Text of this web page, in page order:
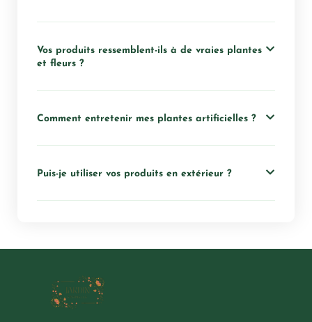
Vos produits ressemblent-ils à de vraies plantes
et fleurs ?
Comment entretenir mes plantes artificielles ?
Puis-je utiliser vos produits en extérieur ?